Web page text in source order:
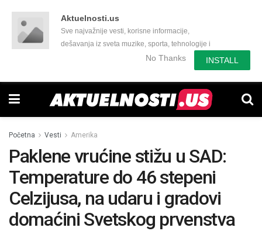
Aktuelnosti.us
Sve najvažnije vesti, korisne informacije,
dešavanja iz sveta muzike, sporta, tehnologije i
još mnogo toga zanimljivog.No Thanks INSTALL
Početna Vesti Amerika
Paklene vrućine stižu u SAD:
Temperature do 46 stepeni
Celzijusa, na udaru i gradovi
domaćini Svetskog prvenstva